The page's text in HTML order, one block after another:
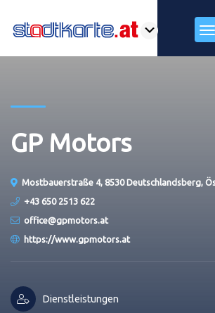
GP Motors
Mostbauerstraße 4, 8530 Deutschlandsberg,
+43 650 2513 622
office@gpmotors.at
https://www.gpmotors.at
Dienstleistungen